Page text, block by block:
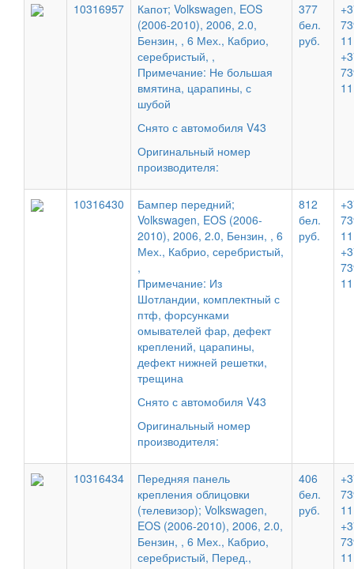
10316957
Капот; Volkswagen, EOS
(2006-2010), 2006, 2.0,
Бензин, , 6 Мех., Кабрио,
серебристый, ,
Примечание: Не большая
вмятина, царапины, с
шубой
Снято с автомобиля V43
Оригинальный номер
производителя:
377
бел.
руб.
11
11
10316430
Бампер передний;
Volkswagen, EOS (2006-
2010), 2006, 2.0, Бензин, , 6
Мех., Кабрио, серебристый,
,
Примечание: Из
Шотландии, комплектный с
птф, форсунками
омывателей фар, дефект
креплений, царапины,
дефект нижней решетки,
трещина
Снято с автомобиля V43
Оригинальный номер
производителя:
812
бел.
руб.
11
11
10316434
Передняя панель
крепления облицовки
(телевизор); Volkswagen,
EOS (2006-2010), 2006, 2.0,
Бензин, , 6 Мех., Кабрио,
серебристый, Перед.,
406
бел.
руб.
11
11